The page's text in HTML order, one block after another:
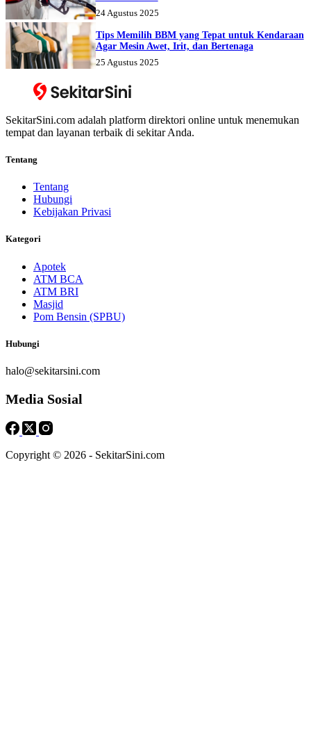
24 Agustus 2025
Tips Memilih BBM yang Tepat untuk Kendaraan
Agar Mesin Awet, Irit, dan Bertenaga
25 Agustus 2025
SekitarSini.com adalah platform direktori online untuk menemukan
tempat dan layanan terbaik di sekitar Anda.
Tentang
Tentang
Hubungi
Kebijakan Privasi
Kategori
Apotek
ATM BCA
ATM BRI
Masjid
Pom Bensin (SPBU)
Hubungi
halo@sekitarsini.com
Media Sosial
Copyright © 2026 - SekitarSini.com